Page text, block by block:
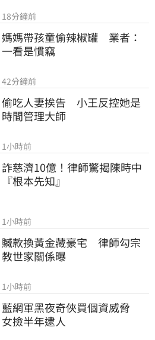
18分鐘前
媽媽帶孩童偷辣椒罐　業者：
一看是慣竊
42分鐘前
偷吃人妻挨告　小王反控她是
時間管理大師
1小時前
詐慈濟10億！律師驚揭陳時中
『根本先知』
1小時前
贓款換黃金藏豪宅　律師勾宗
教世家關係曝
1小時前
藍網軍黑夜奇俠買個資威脅
女撿半年逮人